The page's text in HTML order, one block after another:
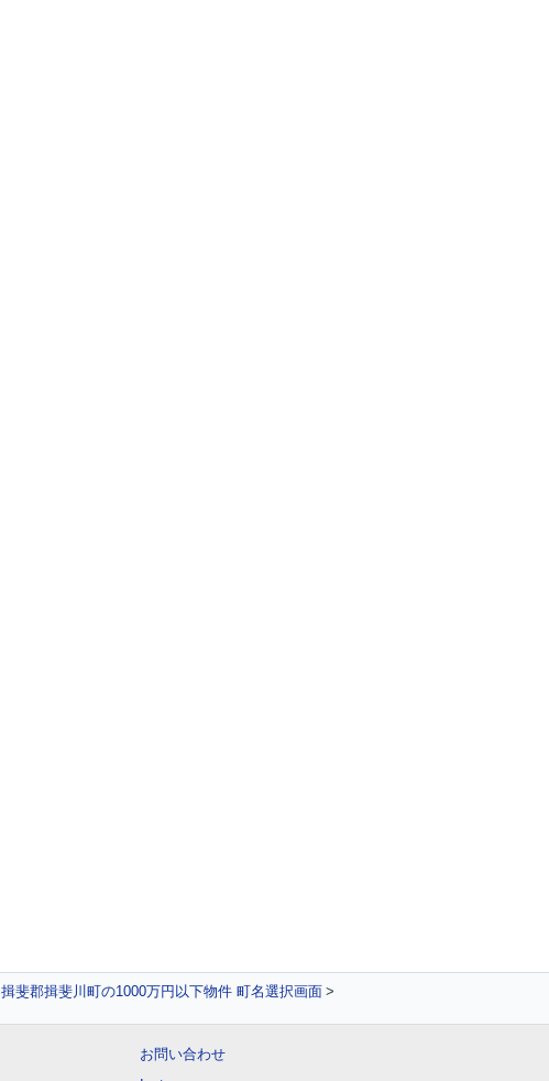
揖斐郡揖斐川町の1000万円以下物件 町名選択画面
お問い合わせ